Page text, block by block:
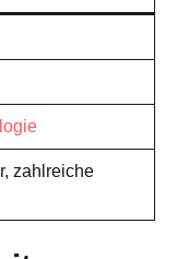
zahlreiche